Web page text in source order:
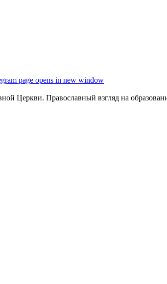
page opens in new window
Церкви. Православный взгляд на